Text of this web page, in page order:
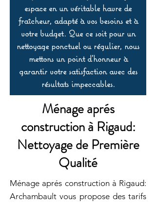
espace en un véritable havre de
fraîcheur, adapté à vos besoins et à
votre budget. Que ce soit pour un
nettoyage ponctuel ou régulier, nous
mettons un point d’honneur à
garantir votre satisfaction avec des
résultats impeccables.
Ménage aprés
construction à Rigaud:
Nettoyage de Première
Qualité
Ménage aprés construction à Rigaud:
Archambault vous propose des tarifs